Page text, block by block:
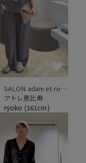
SALON adam et ropé
アトレ恵比寿
ryoko (161cm)